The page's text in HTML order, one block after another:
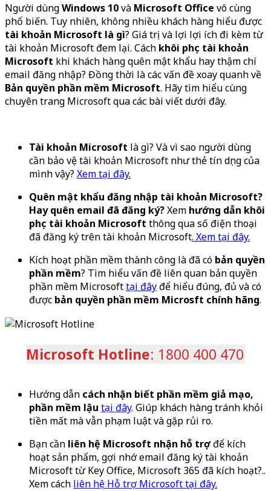
Người dùngWindows 10và Microsoft Office vô cùng
phổ biến. Tuy nhiên, không nhiều khách hàng hiểu được
tài khoản Microsoft là gì? Giá trị và lợi lợi ích đi kèm từ
tài khoản Microsoft đem lại. Cách khôi phục tài khoản
Microsoft khi khách hàng quên mật khẩu hay thậm chí
email đăng nhập? Đồng thời là các vấn đề xoay quanh về
Bản quyền phần mềm Microsoft. Hãy tìm hiểu cùng
chuyên trang Microsoft qua các bài viết dưới đây.
Tài khoản Microsoft là gì? Và vì sao người dùng
cần bảo vệ tài khoản Microsoft như thẻ tín dụng của
mình vậy? Xem tại đây.
Quên mật khẩu đăng nhập tài khoản Microsoft?
Hay quên email đã đăng ký?Xem hướng dẫn khôi
phục tài khoản Microsoft thông qua số điện thoại
đã đăng ký trên tài khoản Microsoft. Xem tại đây.
Kích hoạt phần mềm thành công là đã có bản quyền
phần mềm? Tìm hiểu vấn đề liên quan bản quyền
phần mềm Microsofttại đâyđể hiểu đúng, đủ và có
được bản quyền phần mềm Microsft chính hãng.
Microsoft Hotline: 1800 400 470
Hướng dẫn cách nhận biết phần mềm giả mạo,
phần mềm lậu tại đây. Giúp khách hàng tránh khỏi
tiền mất mà vẫn phạm luật và gặp rủi ro.
Bạn cần liên hệ Microsoft nhận hỗ trợđể kích
hoạt sản phẩm, gợi nhớ email đăng ký tài khoản
Microsoft từ Key Office, Microsoft 365 đã kích hoạt?..
Xem cách liên hệ Hỗ trợ Microsoft tại đây.